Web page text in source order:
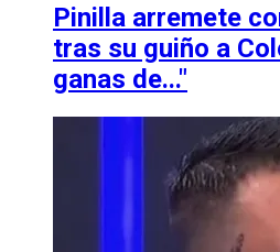
Pinilla arremete
tras su guiño a
ganas de..."